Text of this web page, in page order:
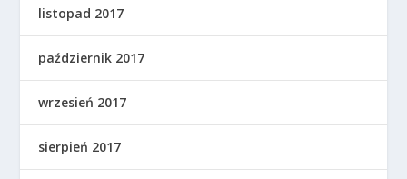
listopad 2017
październik 2017
wrzesień 2017
sierpień 2017